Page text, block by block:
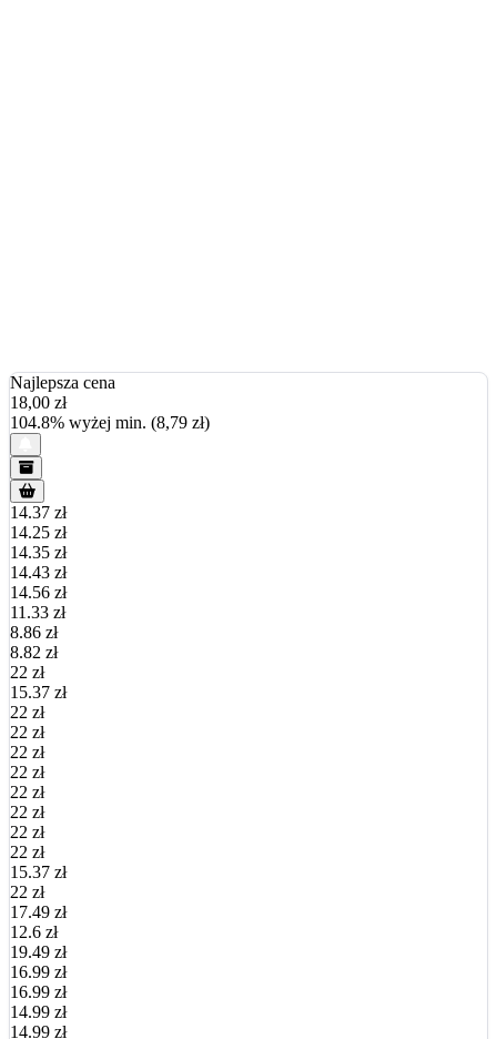
Najlepsza cena
18,00 zł
104.8% wyżej min. (8,79 zł)
14.37 zł
14.25 zł
14.35 zł
14.43 zł
14.56 zł
11.33 zł
8.86 zł
8.82 zł
22 zł
15.37 zł
22 zł
22 zł
22 zł
22 zł
22 zł
22 zł
22 zł
22 zł
15.37 zł
22 zł
17.49 zł
12.6 zł
19.49 zł
16.99 zł
16.99 zł
14.99 zł
14.99 zł